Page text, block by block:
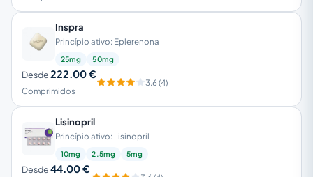
Inspra
Princípio ativo: Eplerenona
25mg 50mg
Desde222.00 €
Comprimidos
3.6 (4)
Lisinopril
Princípio ativo: Lisinopril
10mg 2.5mg 5mg
Desde44.00 €